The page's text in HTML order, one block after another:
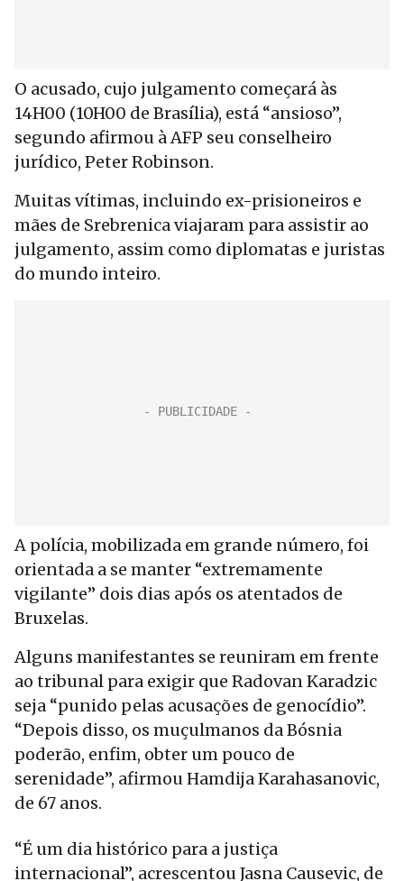
O acusado, cujo julgamento começará às
14H00 (10H00 de Brasília), está “ansioso”,
segundo afirmou à AFP seu conselheiro
jurídico, Peter Robinson.
Muitas vítimas, incluindo ex-prisioneiros e
mães de Srebrenica viajaram para assistir ao
julgamento, assim como diplomatas e juristas
do mundo inteiro.
A polícia, mobilizada em grande número, foi
orientada a se manter “extremamente
vigilante” dois dias após os atentados de
Bruxelas.
Alguns manifestantes se reuniram em frente
ao tribunal para exigir que Radovan Karadzic
seja “punido pelas acusações de genocídio”.
“Depois disso, os muçulmanos da Bósnia
poderão, enfim, obter um pouco de
serenidade”, afirmou Hamdija Karahasanovic,
de 67 anos.
“É um dia histórico para a justiça
internacional”, acrescentou Jasna Causevic, de